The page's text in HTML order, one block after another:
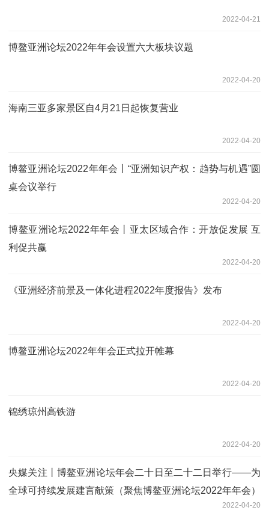
2022-04-21
博鳌亚洲论坛2022年年会设置六大板块议题
2022-04-20
海南三亚多家景区自4月21日起恢复营业
2022-04-20
博鳌亚洲论坛2022年年会丨“亚洲知识产权：趋势与机遇”圆
桌会议举行
2022-04-20
博鳌亚洲论坛2022年年会丨亚太区域合作：开放促发展 互
利促共赢
2022-04-20
《亚洲经济前景及一体化进程2022年度报告》发布
2022-04-20
博鳌亚洲论坛2022年年会正式拉开帷幕
2022-04-20
锦绣琼州高铁游
2022-04-20
央媒关注丨博鳌亚洲论坛年会二十日至二十二日举行——为
全球可持续发展建言献策（聚焦博鳌亚洲论坛2022年年会）
2022-04-20